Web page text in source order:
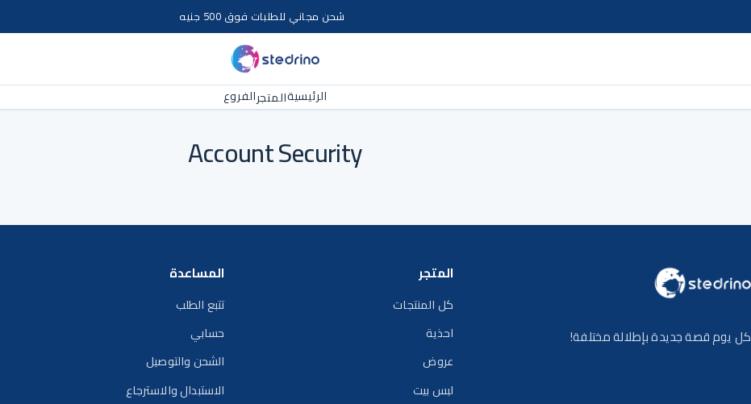
شحن مجاني للطلبات فوق 500 جنيه
الرئيسيةالمتجرالفروع
Account Security
كل يوم قصة جديدة بإطلالة مختلفة!
المتجر
كل المنتجات
احذية
عروض
لبس بيت
المساعدة
تتبع الطلب
حسابي
الشحن والتوصيل
الاستبدال والاسترجاع